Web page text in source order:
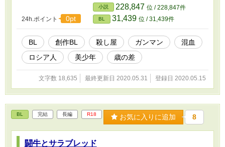
https://note.com/ahai_rainbow/n/na0ed227a3f63?
magazine_key=mf4183aa0f8fb
24h.ポイント
0pt
小説 228,847 位 / 228,847件
BL 31,439 位 / 31,439件
BL 創作BL 殺し屋 ガンマン
混血
ロシア人
美少年 歳の差
文字数 18,635 最終更新日 2020.05.31 登録日 2020.05.15
BL 完結 長編 R18 お気に入りに追加 8
闘牛とサラブレッド